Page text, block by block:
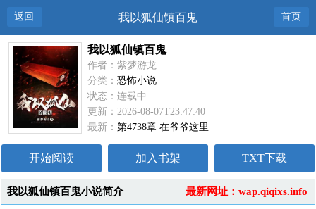
返回 我以狐仙镇百鬼 首页
我以狐仙镇百鬼
作者：紫梦游龙
分类：恐怖小说
状态：连载中
更新：2026-08-07T23:47:40
最新：第4738章 在爷爷这里
开始阅读 加入书架 TXT下载
最新网址：wap.qiqixs.info
我以狐仙镇百鬼小说简介